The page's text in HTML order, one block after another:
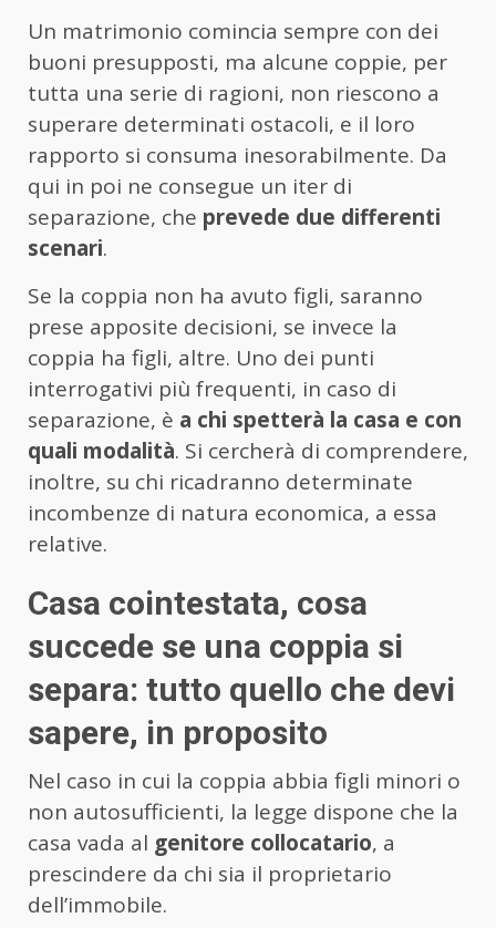
Un matrimonio comincia sempre con dei
buoni presupposti, ma alcune coppie, per
tutta una serie di ragioni, non riescono a
superare determinati ostacoli, e il loro
rapporto si consuma inesorabilmente. Da
qui in poi ne consegue un iter di
separazione, che prevede due differenti
scenari.
Se la coppia non ha avuto figli, saranno
prese apposite decisioni, se invece la
coppia ha figli, altre. Uno dei punti
interrogativi più frequenti, in caso di
separazione, è a chi spetterà la casa e con
quali modalità. Si cercherà di comprendere,
inoltre, su chi ricadranno determinate
incombenze di natura economica, a essa
relative.
Casa cointestata, cosa
succede se una coppia si
separa: tutto quello che devi
sapere, in proposito
Nel caso in cui la coppia abbia figli minori o
non autosufficienti, la legge dispone che la
casa vada al genitore collocatario, a
prescindere da chi sia il proprietario
dell’immobile.